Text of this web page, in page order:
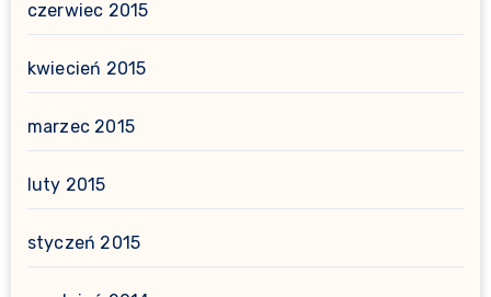
czerwiec 2015
kwiecień 2015
marzec 2015
luty 2015
styczeń 2015